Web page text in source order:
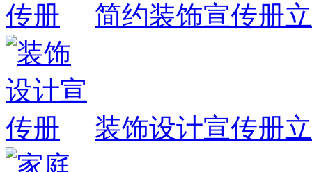
简约装饰宣传册
装饰设计宣传册